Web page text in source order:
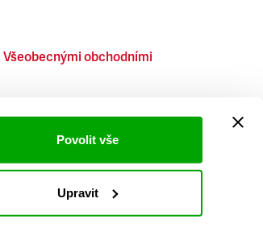
Povolit vše
Upravit
Všeobecnými obchodními